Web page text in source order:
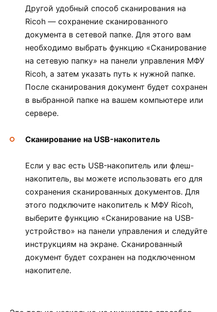
Другой удобный способ сканирования на
Ricoh — сохранение сканированного
документа в сетевой папке. Для этого вам
необходимо выбрать функцию «Сканирование
на сетевую папку» на панели управления МФУ
Ricoh, а затем указать путь к нужной папке.
После сканирования документ будет сохранен
в выбранной папке на вашем компьютере или
сервере.
Сканирование на USB-накопитель
Если у вас есть USB-накопитель или флеш-
накопитель, вы можете использовать его для
сохранения сканированных документов. Для
этого подключите накопитель к МФУ Ricoh,
выберите функцию «Сканирование на USB-
устройство» на панели управления и следуйте
инструкциям на экране. Сканированный
документ будет сохранен на подключенном
накопителе.